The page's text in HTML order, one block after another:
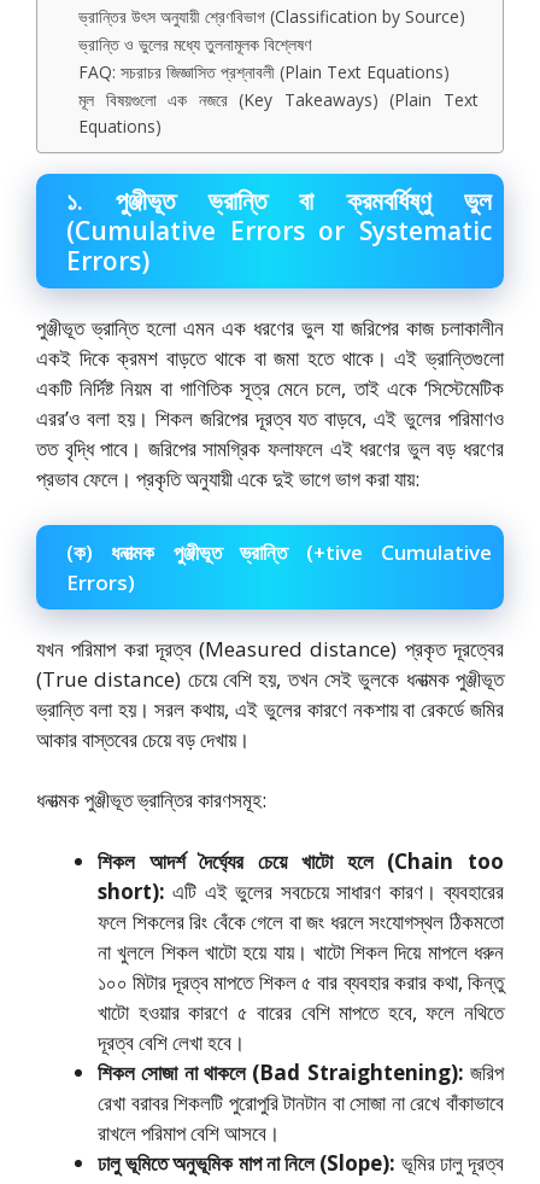
ভ্রান্তির উৎস অনুযায়ী শ্রেণবিভাগ (Classification by Source)
ভ্রান্তি ও ভুলের মধ্যে তুলনামূলক বিশ্লেষণ
FAQ: সচরাচর জিজ্ঞাসিত প্রশ্নাবলী (Plain Text Equations)
মূল বিষয়গুলো এক নজরে (Key Takeaways) (Plain Text
Equations)
১. পুঞ্জীভূত ভ্রান্তি বা ক্রমবর্ধিষ্ণু ভুল
(Cumulative Errors or Systematic
Errors)
পুঞ্জীভূত ভ্রান্তি হলো এমন এক ধরণের ভুল যা জরিপের কাজ চলাকালীন
একই দিকে ক্রমশ বাড়তে থাকে বা জমা হতে থাকে। এই ভ্রান্তিগুলো
একটি নির্দিষ্ট নিয়ম বা গাণিতিক সূত্র মেনে চলে, তাই একে ‘সিস্টেমেটিক
এরর’ও বলা হয়। শিকল জরিপের দূরত্ব যত বাড়বে, এই ভুলের পরিমাণও
তত বৃদ্ধি পাবে। জরিপের সামগ্রিক ফলাফলে এই ধরণের ভুল বড় ধরণের
প্রভাব ফেলে। প্রকৃতি অনুযায়ী একে দুই ভাগে ভাগ করা যায়:
(ক) ধনাত্মক পুঞ্জীভূত ভ্রান্তি (+tive Cumulative
Errors)
যখন পরিমাপ করা দূরত্ব (Measured distance) প্রকৃত দূরত্বের
(True distance) চেয়ে বেশি হয়, তখন সেই ভুলকে ধনাত্মক পুঞ্জীভূত
ভ্রান্তি বলা হয়। সরল কথায়, এই ভুলের কারণে নকশায় বা রেকর্ডে জমির
আকার বাস্তবের চেয়ে বড় দেখায়।
ধনাত্মক পুঞ্জীভূত ভ্রান্তির কারণসমূহ:
শিকল আদর্শ দৈর্ঘ্যের চেয়ে খাটো হলে (Chain too
short): এটি এই ভুলের সবচেয়ে সাধারণ কারণ। ব্যবহারের
ফলে শিকলের রিং বেঁকে গেলে বা জং ধরলে সংযোগস্থল ঠিকমতো
না খুললে শিকল খাটো হয়ে যায়। খাটো শিকল দিয়ে মাপলে ধরুন
১০০ মিটার দূরত্ব মাপতে শিকল ৫ বার ব্যবহার করার কথা, কিন্তু
খাটো হওয়ার কারণে ৫ বারের বেশি মাপতে হবে, ফলে নথিতে
দূরত্ব বেশি লেখা হবে।
শিকল সোজা না থাকলে (Bad Straightening): জরিপ
রেখা বরাবর শিকলটি পুরোপুরি টানটান বা সোজা না রেখে বাঁকাভাবে
রাখলে পরিমাপ বেশি আসবে।
ঢালু ভূমিতে অনুভূমিক মাপ না নিলে (Slope): ভূমির ঢালু দূরত্ব